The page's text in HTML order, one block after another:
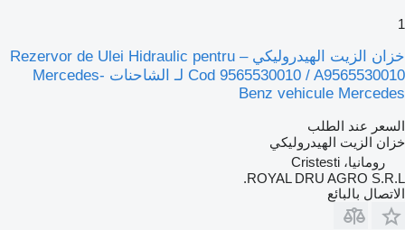
1
خزان الزيت الهيدروليكي Rezervor de Ulei Hidraulic pentru –
Cod 9565530010 / A9565530010 لـ الشاحنات Mercedes-
Benz vehicule Mercedes
السعر عند الطلب
خزان الزيت الهيدروليكي
رومانيا، Cristesti
ROYAL DRU AGRO S.R.L.
الاتصال بالبائع